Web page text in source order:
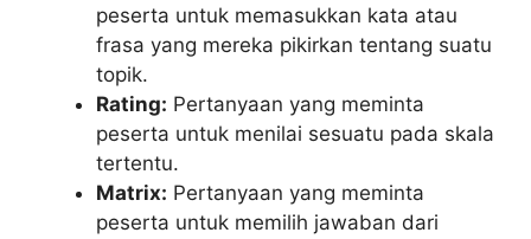
peserta untuk memasukkan kata atau
frasa yang mereka pikirkan tentang suatu
topik.
Rating: Pertanyaan yang meminta
peserta untuk menilai sesuatu pada skala
tertentu.
Matrix: Pertanyaan yang meminta
peserta untuk memilih jawaban dari